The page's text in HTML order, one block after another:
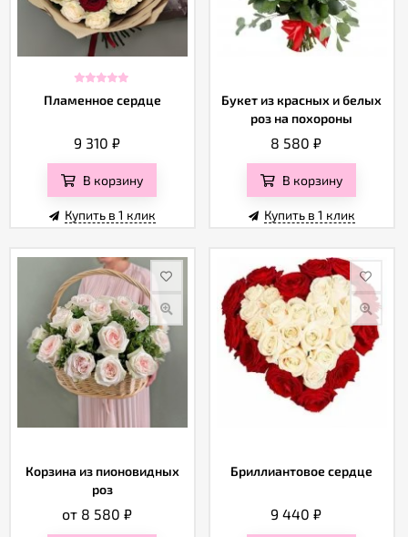
Пламенное сердце
9 310 ₽
В корзину
Купить в 1 клик
Букет из красных и белых
роз на похороны
8 580₽
В корзину
Купить в 1 клик
Корзина из пионовидных
роз
от 8 580 ₽
Бриллиантовое сердце
9 440₽